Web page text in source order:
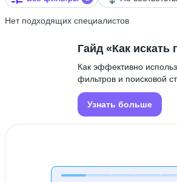
Нет подходящих специалистов
Гайд «Как искать
Как эффективно
фильтров и поисковой
Узнать больше